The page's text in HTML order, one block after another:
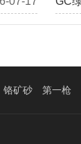
铬矿砂 第一枪